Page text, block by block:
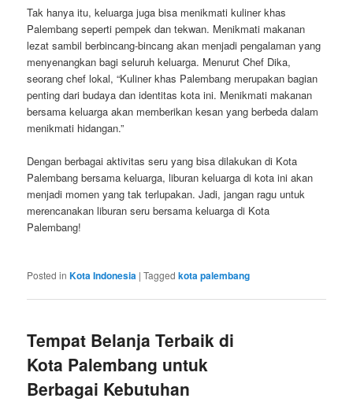
Tak hanya itu, keluarga juga bisa menikmati kuliner khas
Palembang seperti pempek dan tekwan. Menikmati makanan
lezat sambil berbincang-bincang akan menjadi pengalaman yang
menyenangkan bagi seluruh keluarga. Menurut Chef Dika,
seorang chef lokal, “Kuliner khas Palembang merupakan bagian
penting dari budaya dan identitas kota ini. Menikmati makanan
bersama keluarga akan memberikan kesan yang berbeda dalam
menikmati hidangan.”
Dengan berbagai aktivitas seru yang bisa dilakukan di Kota
Palembang bersama keluarga, liburan keluarga di kota ini akan
menjadi momen yang tak terlupakan. Jadi, jangan ragu untuk
merencanakan liburan seru bersama keluarga di Kota
Palembang!
Posted in Kota Indonesia |Tagged kota palembang
Tempat Belanja Terbaik di
Kota Palembang untuk
Berbagai Kebutuhan